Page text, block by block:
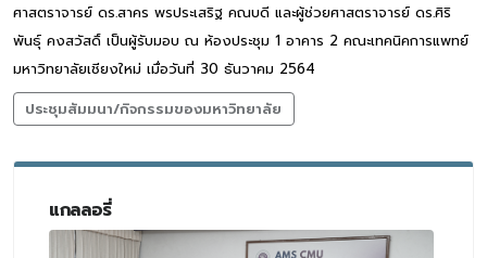
ศาสตราจารย์ ดร.สาคร พรประเสริฐ คณบดี และผู้ช่วยศาสตราจารย์ ดร.ศิริ
พันธุ์ คงสวัสดิ์ เป็นผู้รับมอบ ณ ห้องประชุม 1 อาคาร 2 คณะเทคนิคการแพทย์
มหาวิทยาลัยเชียงใหม่ เมื่อวันที่ 30 ธันวาคม 2564
ประชุมสัมมนา/กิจกรรมของมหาวิทยาลัย
แกลลอรี่